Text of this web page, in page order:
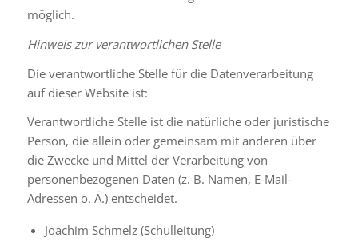
möglich.
Hinweis zur verantwortlichen Stelle
Die verantwortliche Stelle für die Datenverarbeitung
auf dieser Website ist:
Verantwortliche Stelle ist die natürliche oder juristische
Person, die allein oder gemeinsam mit anderen über
die Zwecke und Mittel der Verarbeitung von
personenbezogenen Daten (z. B. Namen, E-Mail-
Adressen o. Ä.) entscheidet.
Joachim Schmelz (Schulleitung)